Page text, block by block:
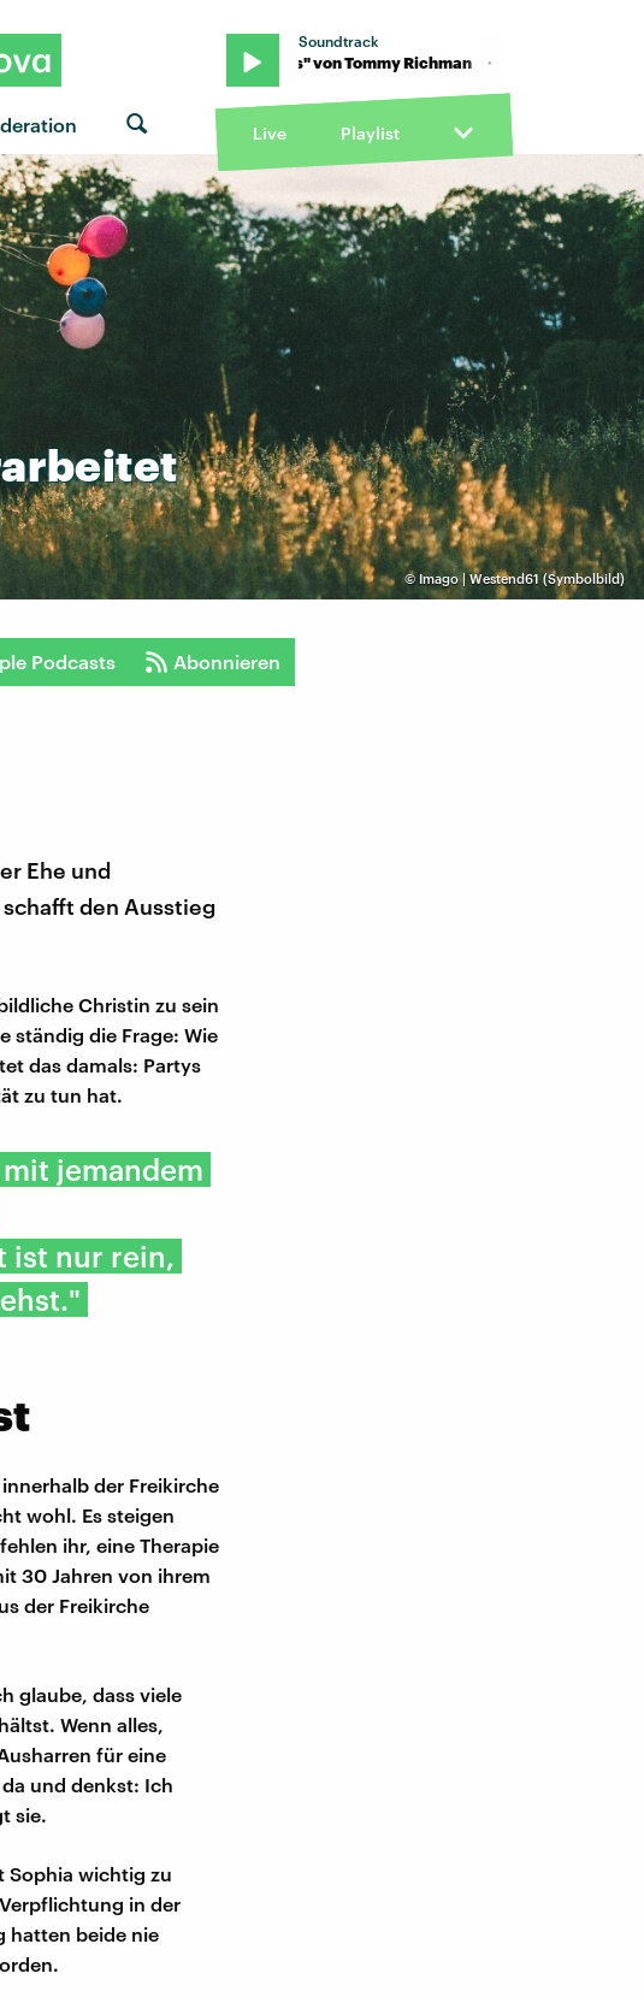
Soundtrack
Richman · "Changes" von Tommy Richman · "Changes" von Tommy Richman
Live Playlist
© Imago | Westend61 (Symbolbild)
Podcasts Abonnieren
Ehe und
den Ausstieg
Christin zu sein
ständig die Frage: Wie
das damals: Partys
zu tun hat.
jemandem
ist nur rein,
der Freikirche
wohl. Es steigen
ihr, eine Therapie
30 Jahren von ihrem
der Freikirche
glaube, dass viele
Wenn alles,
für eine
und denkst: Ich
sie.
Sophia wichtig zu
in der
hatten beide nie